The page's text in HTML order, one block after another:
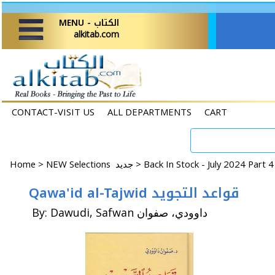
MENU - الكتاب
alkitab.com
CONTACT-VISIT US ALL DEPARTMENTS CART
Home > NEW Selections جديد > Back In Stock - July 2024 Part
Qawa'id al-Tajwid قواعد التجويد
By: Dawudi, Safwan داوودي، صفوان